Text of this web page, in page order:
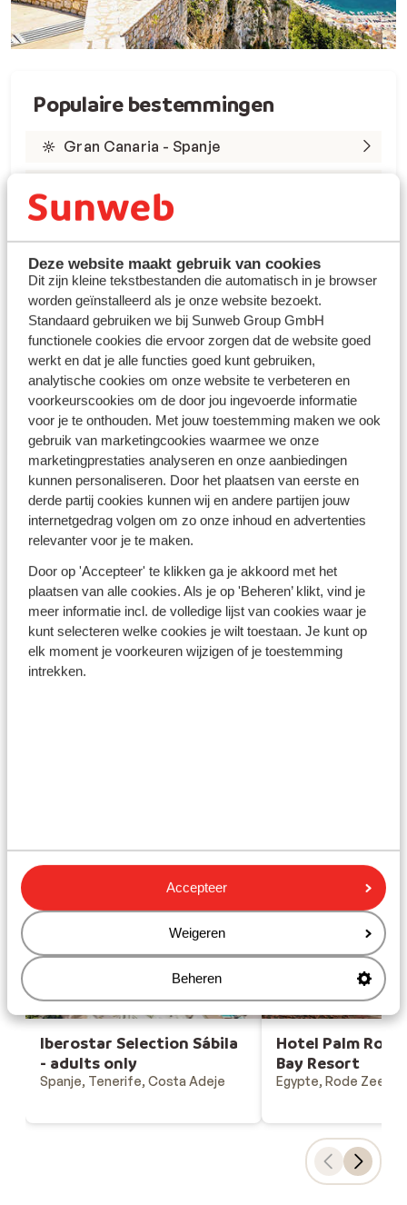
Deze website maakt gebruik van cookies
Dit zijn kleine tekstbestanden die automatisch in je browser
worden geïnstalleerd als je onze website bezoekt.
Standaard gebruiken we bij Sunweb Group GmbH
functionele cookies die ervoor zorgen dat de website goed
werkt en dat je alle functies goed kunt gebruiken,
analytische cookies om onze website te verbeteren en
voorkeurscookies om de door jou ingevoerde informatie
voor je te onthouden. Met jouw toestemming maken we ook
gebruik van marketingcookies waarmee we onze
marketingprestaties analyseren en onze aanbiedingen
kunnen personaliseren. Door het plaatsen van eerste en
derde partij cookies kunnen wij en andere partijen jouw
internetgedrag volgen om zo onze inhoud en advertenties
relevanter voor je te maken.
Door op 'Accepteer' te klikken ga je akkoord met het
plaatsen van alle cookies. Als je op 'Beheren’ klikt, vind je
meer informatie incl. de volledige lijst van cookies waar je
kunt selecteren welke cookies je wilt toestaan. Je kunt op
elk moment je voorkeuren wijzigen of je toestemming
intrekken.
Accepteer
Weigeren
Beheren
Populaire bestemmingen
Gran Canaria - Spanje
Lanzarote - Spanje
Marsa Alam - Egypte
Rode Zee - Egypte
Kreta - Griekenland
Rhodos - Griekenland
Turkse Riviera - Turkije
Winterzon Egypte: all-in
vanaf €599 p.p.
Bekijk deals
Bekijk onze unieke toplocaties
Iberostar Selection Sábila
- adults only
Spanje, Tenerife, Costa Adeje
Hotel Palm
Bay Resort
Egypte, Rode Zee,